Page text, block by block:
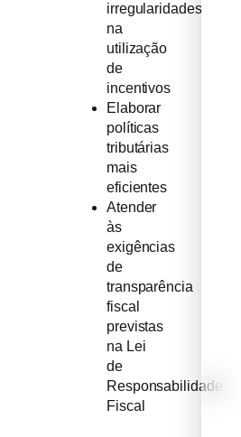
irregularidades
na
utilização
de
incentivos
Elaborar
políticas
tributárias
mais
eficientes
Atender
às
exigências
de
transparência
fiscal
previstas
na Lei
de
Responsabilidade
Fiscal